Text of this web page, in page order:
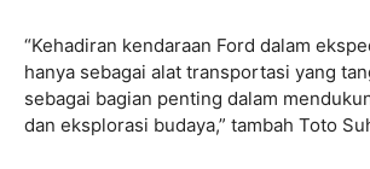
“Kehadiran kendaraan Ford dalam
hanya sebagai alat transportasi yang
sebagai bagian penting dalam
dan eksplorasi budaya,” tambah Toto